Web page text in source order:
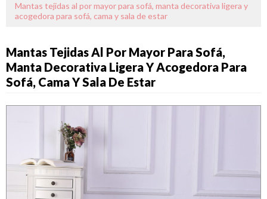
Mantas tejidas al por mayor para sofá, manta decorativa ligera y
acogedora para sofá, cama y sala de estar
Mantas Tejidas Al Por Mayor Para Sofá,
Manta Decorativa Ligera Y Acogedora Para
Sofá, Cama Y Sala De Estar